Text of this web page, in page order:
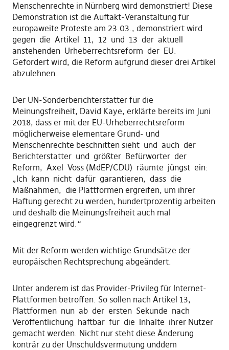
Menschenrechte in Nürnberg wird demonstriert! Diese
Demonstration ist die Auftakt-Veranstaltung für
europaweite Proteste am 23.03., demonstriert wird
gegen die Artikel 11, 12 und 13 der aktuell
anstehenden Urheberrechtsreform der EU.
Gefordert wird, die Reform aufgrund dieser drei Artikel
abzulehnen.
Der UN-Sonderberichterstatter für die
Meinungsfreiheit, David Kaye, erklärte bereits im Juni
2018, dass er mit der EU-Urheberrechtsreform
möglicherweise elementare Grund- und
Menschenrechte beschnitten sieht und auch der
Berichterstatter und größter Befürworter der
Reform, Axel Voss (MdEP/CDU) räumte jüngst ein:
„Ich kann nicht dafür garantieren, dass die
Maßnahmen, die Plattformen ergreifen, um ihrer
Haftung gerecht zu werden, hundertprozentig arbeiten
und deshalb die Meinungsfreiheit auch mal
eingegrenzt wird.“
Mit der Reform werden wichtige Grundsätze der
europäischen Rechtsprechung abgeändert.
Unter anderem ist das Provider-Privileg für Internet-
Plattformen betroffen. So sollen nach Artikel 13,
Plattformen nun ab der ersten Sekunde nach
Veröffentlichung haftbar für die Inhalte ihrer Nutzer
gemacht werden. Nicht nur steht diese Änderung
konträr zu der Unschuldsvermutung unddem